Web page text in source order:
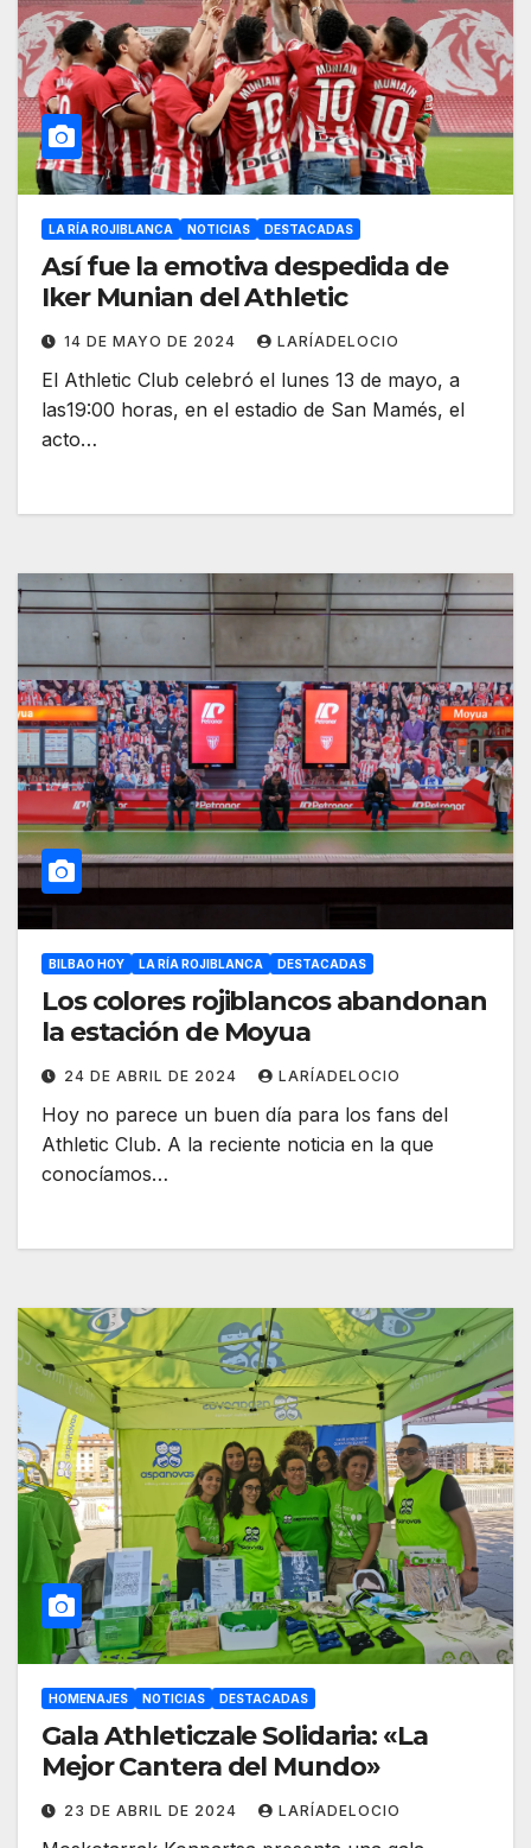
LA RÍA ROJIBLANCA NOTICIAS DESTACADAS
Así fue la emotiva despedida de
Iker Munian del Athletic
14 DE MAYO DE 2024 LARÍADELOCIO
El Athletic Club celebró el lunes 13 de mayo, a
las19:00 horas, en el estadio de San Mamés, el
acto…
BILBAO HOY LA RÍA ROJIBLANCA DESTACADAS
Los colores rojiblancos abandonan
la estación de Moyua
24 DE ABRIL DE 2024 LARÍADELOCIO
Hoy no parece un buen día para los fans del
Athletic Club. A la reciente noticia en la que
conocíamos…
HOMENAJES NOTICIAS DESTACADAS
Gala Athleticzale Solidaria: «La
Mejor Cantera del Mundo»
23 DE ABRIL DE 2024 LARÍADELOCIO